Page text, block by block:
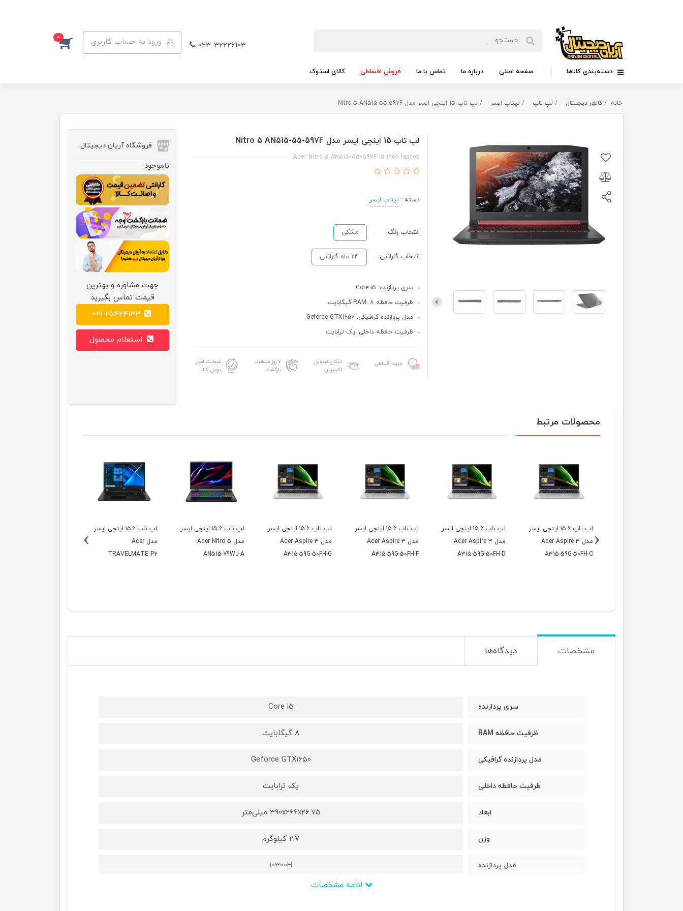
023-32226103 ورود به حساب کاربری 0
دسته‌بندی کالاها صفحه اصلی درباره ما تماس با ما فروش اقساطی کالای استوک
خانه کالای دیجیتال لپ تاپ لپتاپ ایسر لپ تاپ 15 اینچی ایسر مدل Nitro 5 AN515-55-597F
لپ تاپ 15 اینچی ایسر مدل Nitro 5 AN515-55-597F
Acer Nitro 5 AN515-55-597F 15 inch laptop
دسته : لپتاپ ایسر
انتخاب رنگ: مشکی
انتخاب گارانتی: 24 ماه گارانتی
سری پردازنده: Core i5
ظرفیت حافظه RAM: 8 گیگابایت
مدل پردازنده گرافیکی: Geforce GTX1650
ظرفیت حافظه داخلی: یک ترابایت
خرید اقساطی
امکان تحویل
اکسپرس
۷ روز ضمانت
بازگشت
ضمانت اصل
بودن کالا
فروشگاه آریان دیجیتال
ناموجود
جهت مشاوره و بهترین
قیمت تماس بگیرید
محصولات مرتبط
لپ تاپ ۱5.6 اینچی ایسر
مدل Acer Aspire 3
A315-59G-50FH-C
لپ تاپ ۱5.6 اینچی ایسر
مدل Acer Aspire 3
A315-59G-50FH-D
لپ تاپ ۱5.6 اینچی ایسر
مدل Acer Aspire 3
A315-59G-50FH-F
لپ تاپ ۱5.6 اینچی ایسر
مدل Acer Aspire 3
A315-59G-50FH-G
لپ تاپ ۱5.6 اینچی ایسر
مدل Acer Nitro 5
AN515-79WJ-A
لپ تاپ ۱۵.۶ اینچی ایسر
مدل Acer
TRAVELMATE P2
‹
›
مشخصات دیدگاه‌ها
سری پردازنده Core i5
ظرفیت حافظه RAM 8 گیگابایت
مدل پردازنده گرافیکی Geforce GTX1650
ظرفیت حافظه داخلی یک ترابایت
ابعاد 390x266x26.75 میلی‌متر
وزن 2.7 کیلوگرم
مدل پردازنده 10300H